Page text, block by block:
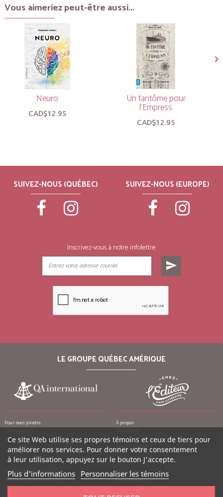
Vous aimeriez peut-être aussi...
Neuro
CAD$12.95
Un fantôme pour
l’Empress
CAD$12.95
SUIVEZ-NOUS (QUÉBEC) SUIVEZ-NOUS (EUROPE)
Inscrivez-vous à notre infolettre
send
LE GROUPE QUÉBEC AMÉRIQUE
Pour nous joindre
Emplois
À propos
Crédits
Remerciements
Conditions d’utilisation
Politique de confidentialité
Politique contre le harcèlement
Mon compte
Mes commandes
Mes notes de crédit
Ce site Web utilise ses propres témoins et ceux de tiers pour
améliorer nos services. Pour donner votre consentement
à leur utilisation, appuyez sur le bouton J'accepte.
Plus d'informations Personnaliser les témoins